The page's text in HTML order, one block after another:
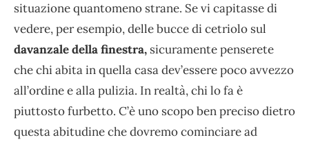
situazione quantomeno strane. Se vi capitasse di
vedere, per esempio, delle bucce di cetriolo sul
davanzale della finestra, sicuramente penserete
che chi abita in quella casa dev’essere poco avvezzo
all’ordine e alla pulizia. In realtà, chi lo fa è
piuttosto furbetto. C’è uno scopo ben preciso dietro
questa abitudine che dovremo cominciare ad